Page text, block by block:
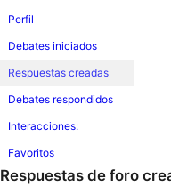
Perfil
Debates iniciados
Respuestas creadas
Debates respondidos
Interacciones:
Favoritos
Respuestas de foro